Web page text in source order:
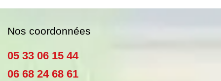
Nos coordonnées
05 33 06 15 44
06 68 24 68 61